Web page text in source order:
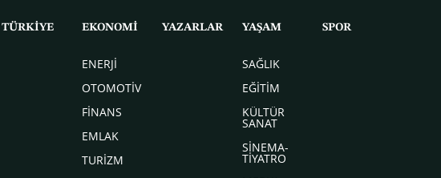
TÜRKİYE EKONOMİ
ENERJİ
OTOMOTİV
FİNANS
EMLAK
TURİZM
YAZARLAR YAŞAM
SAĞLIK
EĞİTİM
KÜLTÜR
SANAT
SİNEMA-
TİYATRO
SPOR